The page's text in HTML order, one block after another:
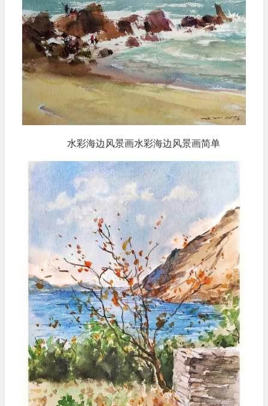
水彩海边风景画水彩海边风景画简单